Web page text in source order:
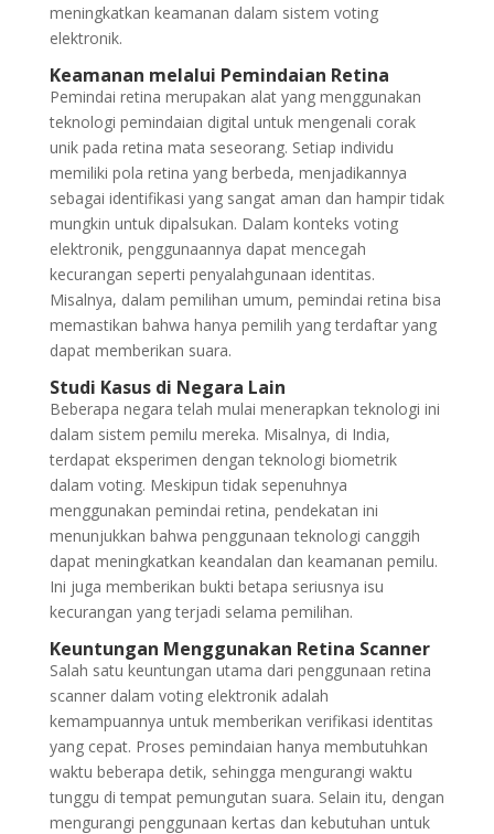
meningkatkan keamanan dalam sistem voting
elektronik.
Keamanan melalui Pemindaian Retina
Pemindai retina merupakan alat yang menggunakan
teknologi pemindaian digital untuk mengenali corak
unik pada retina mata seseorang. Setiap individu
memiliki pola retina yang berbeda, menjadikannya
sebagai identifikasi yang sangat aman dan hampir tidak
mungkin untuk dipalsukan. Dalam konteks voting
elektronik, penggunaannya dapat mencegah
kecurangan seperti penyalahgunaan identitas.
Misalnya, dalam pemilihan umum, pemindai retina bisa
memastikan bahwa hanya pemilih yang terdaftar yang
dapat memberikan suara.
Studi Kasus di Negara Lain
Beberapa negara telah mulai menerapkan teknologi ini
dalam sistem pemilu mereka. Misalnya, di India,
terdapat eksperimen dengan teknologi biometrik
dalam voting. Meskipun tidak sepenuhnya
menggunakan pemindai retina, pendekatan ini
menunjukkan bahwa penggunaan teknologi canggih
dapat meningkatkan keandalan dan keamanan pemilu.
Ini juga memberikan bukti betapa seriusnya isu
kecurangan yang terjadi selama pemilihan.
Keuntungan Menggunakan Retina Scanner
Salah satu keuntungan utama dari penggunaan retina
scanner dalam voting elektronik adalah
kemampuannya untuk memberikan verifikasi identitas
yang cepat. Proses pemindaian hanya membutuhkan
waktu beberapa detik, sehingga mengurangi waktu
tunggu di tempat pemungutan suara. Selain itu, dengan
mengurangi penggunaan kertas dan kebutuhan untuk